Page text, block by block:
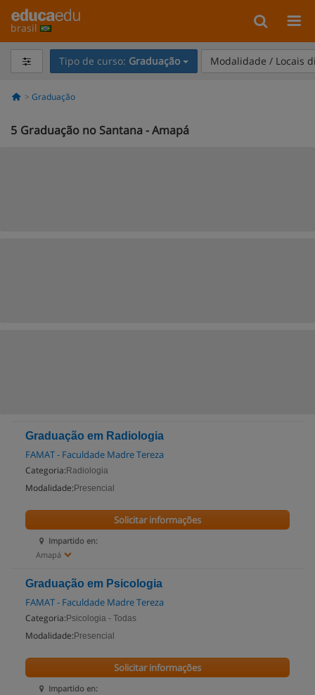
brasil
Tipo de curso: Graduação Modalidade / Locais
Graduação
5 Graduação no Santana - Amapá
Graduação em Radiologia
FAMAT - Faculdade Madre Tereza
Categoria: Radiologia
Modalidade: Presencial
Impartido en:
Amapá
Solicitar informações
Graduação em Psicologia
FAMAT - Faculdade Madre Tereza
Categoria: Psicologia - Todas
Modalidade: Presencial
Impartido en:
Solicitar informações